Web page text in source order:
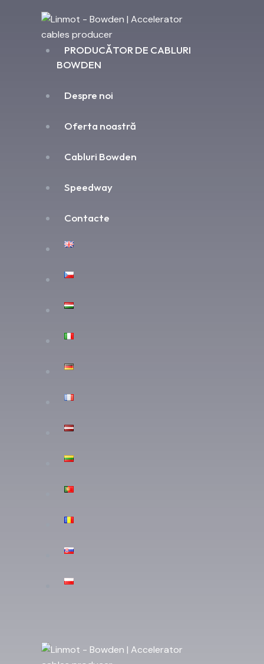
PRODUCĂTOR DE CABLURI
BOWDEN
Despre noi
Oferta noastră
Cabluri Bowden
Speedway
Contacte